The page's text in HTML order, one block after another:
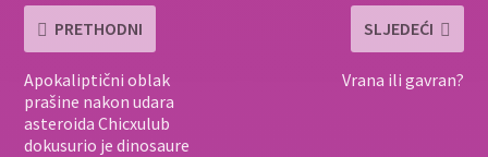
PRETHODNI
Apokaliptični oblak
prašine nakon udara
asteroida Chicxulub
dokusurio je dinosaure
SLJEDEĆI
Vrana ili gavran?